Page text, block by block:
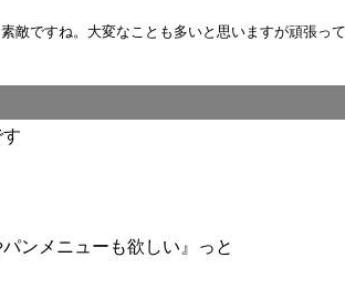
敵ですね。大変なことも多いと思いますが頑張
ンメニューも欲しい』っと